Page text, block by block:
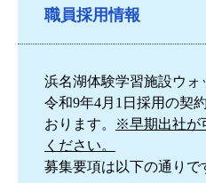
職員採用情報
浜名湖体験学習施設ウォ
令和9年4月1日採用の契
おります。
※早期出社が
ください。
募集要項は以下の通りで